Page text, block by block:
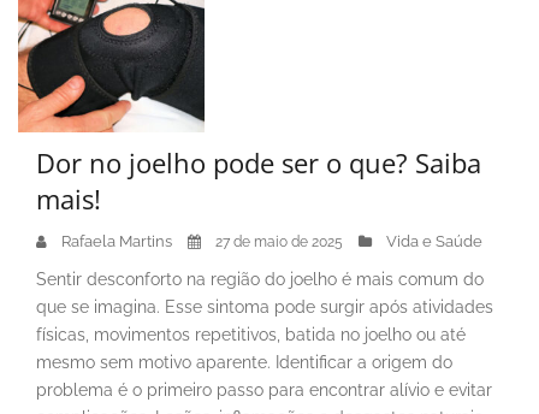
Dor no joelho pode ser o que? Saiba
mais!
Rafaela Martins 27 de maio de 2025 Vida e Saúde
Sentir desconforto na região do joelho é mais comum do
que se imagina. Esse sintoma pode surgir após atividades
físicas, movimentos repetitivos, batida no joelho ou até
mesmo sem motivo aparente. Identificar a origem do
problema é o primeiro passo para encontrar alívio e evitar